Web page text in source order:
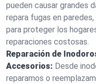
pueden causar grandes
repara fugas en
para proteger los
reparaciones costosas.
Reparación de
Accesorios: Desde
reparamos o